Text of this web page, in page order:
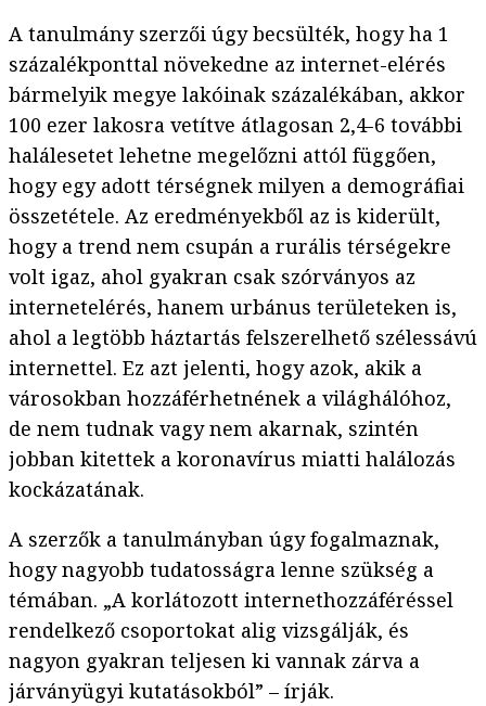
A tanulmány szerzői úgy becsülték, hogy ha 1
százalékponttal növekedne az internet-elérés
bármelyik megye lakóinak százalékában, akkor
100 ezer lakosra vetítve átlagosan 2,4-6 további
halálesetet lehetne megelőzni attól függően,
hogy egy adott térségnek milyen a demográfiai
összetétele. Az eredményekből az is kiderült,
hogy a trend nem csupán a rurális térségekre
volt igaz, ahol gyakran csak szórványos az
internetelérés, hanem urbánus területeken is,
ahol a legtöbb háztartás felszerelhető szélessávú
internettel. Ez azt jelenti, hogy azok, akik a
városokban hozzáférhetnének a világhálóhoz,
de nem tudnak vagy nem akarnak, szintén
jobban kitettek a koronavírus miatti halálozás
kockázatának.
A szerzők a tanulmányban úgy fogalmaznak,
hogy nagyobb tudatosságra lenne szükség a
témában. „A korlátozott internethozzáféréssel
rendelkező csoportokat alig vizsgálják, és
nagyon gyakran teljesen ki vannak zárva a
járványügyi kutatásokból” – írják.